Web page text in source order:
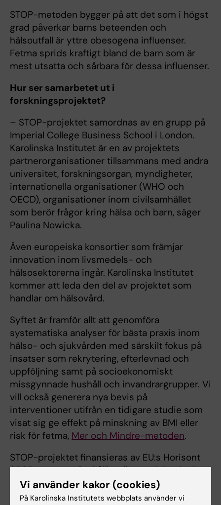
STOP-metoden bygger på att det som i högst
grad påverkar barns beteenden och
hälsoutfall är yttre obesogena influenser.
Fetma sprids kraftigt bland de barn som är
mest utsatta och sårbara för dessa influenser.
Hur ser samarbetet ut i
forskningsprojektet?
– STOP-projektet samordnas av en grupp på
Imperial College Business School i London.
Karolinska Institutet är en av projektets
partnerorganisationer tillsammans med andra
universitet, forskningsorgan, myndigheter,
internationella organisationer (WHO och
OECD), organisationer inom civilsamhället
som berör frågor kring hälsa och barn, säger
Paulina Nowicka.
Även europeiska konsortier som främjar
innovation inom livsmedels- och
hälsosektorerna ingår. Karolinska Institutet
kommer att leda den del av projektet som
handlar om hälsovård.
Syftet är framför allt att genomföra
systematiska analyser för bästa praxis inom
hälso- och sjukvården med särskilt fokus på
insatser som rekrytering, efterlevnad och
uppföljning samt på socioekonomiskt
missgynnade hushåll och invandrargrupper. Vi
vill också generera nya bevis på
interventioner utifrån en tidigare studie som
visat sig ge effekt på minskning av BMI eller
risk för fetma, Mer och Mindre-metoden.
STOP-projektet finansieras av EU:s Horisont
2020-program för hållbar livsmedelssäkerhet
(grant nr. 774548). Projektet får sammanlagt
100 000 miljoner kronor.
Vi använder kakor (cookies)
På Karolinska Institutets webbplats använder vi